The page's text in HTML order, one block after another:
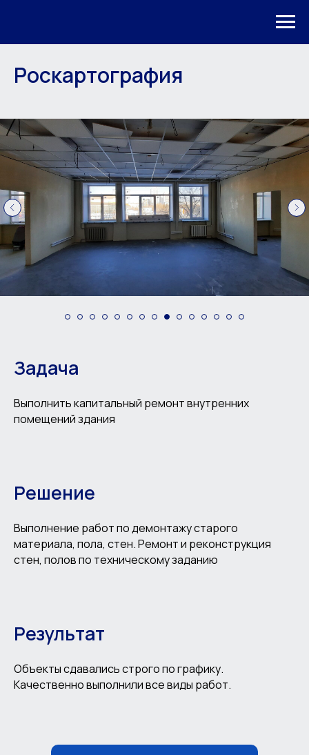
Роскартография
Задача
Выполнить капитальный ремонт внутренних
помещений здания
Решение
Выполнение работ по демонтажу старого
материала, пола, стен. Ремонт и реконструкция
стен, полов по техническому заданию
Результат
Объекты сдавались строго по графику.
Качественно выполнили все виды работ.